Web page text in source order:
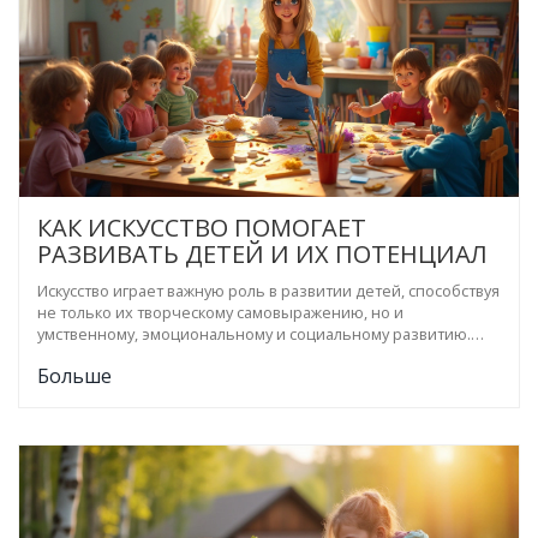
КАК ИСКУССТВО ПОМОГАЕТ
РАЗВИВАТЬ ДЕТЕЙ И ИХ ПОТЕНЦИАЛ
Искусство играет важную роль в развитии детей, способствуя
не только их творческому самовыражению, но и
умственному, эмоциональному и социальному развитию.
воспринимать мир вокруг себя. Статья исследует, как именно
занятий искусством и дает советы, как они могут быть
интегрированы в повседневную жизнь.
Больше